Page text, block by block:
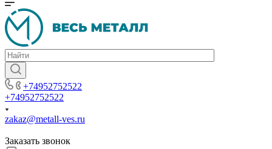
+74952752522
+74952752522
zakaz@metall-ves.ru
Заказать звонок